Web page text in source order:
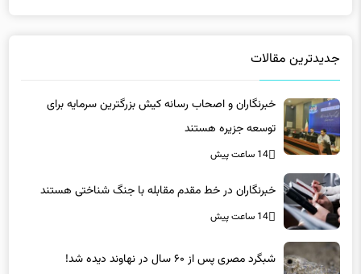
جدیدترین مقالات
خبرنگاران و اصحاب رسانه کیش بزرگترین سرمایه برای
توسعه جزیره هستند
14 ساعت پیش
خبرنگاران در خط مقدم مقابله با جنگ شناختی هستند
14 ساعت پیش
شبگرد مصری پس از ۶۰ سال در نهاوند دیده شد!